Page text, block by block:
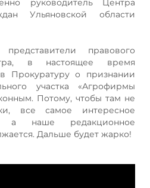
Ульяновской области
правового
в настоящее время
в Прокуратуру о признании
участка «Агрофирмы
Потому, чтобы там не
все самое интересное
а наше редакционное
Дальше будет жарко!